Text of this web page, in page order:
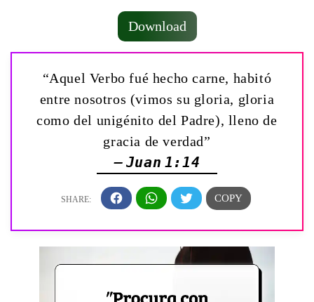
Download
“Aquel Verbo fué hecho carne, habitó
entre nosotros (vimos su gloria, gloria
como del unigénito del Padre), lleno de
gracia de verdad”
— Juan 1:14